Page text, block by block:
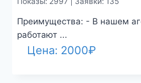
Преимущества: - В нашем
работают ...
Цена: 2000₽